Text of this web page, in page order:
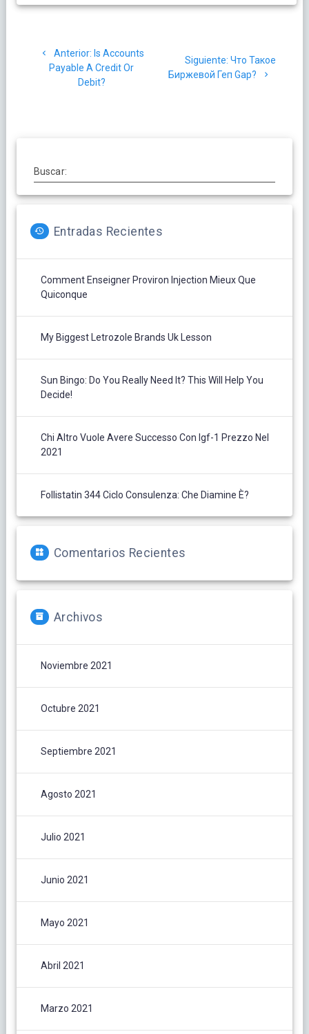
Anterior: Post
anterior:
Is Accounts
Payable A Credit Or
Debit?
Siguiente: Siguiente
post:
Что Такое
Биржевой Геп Gap?
Buscar:
Entradas Recientes
Comment Enseigner Proviron Injection Mieux Que
Quiconque
My Biggest Letrozole Brands Uk Lesson
Sun Bingo: Do You Really Need It? This Will Help You
Decide!
Chi Altro Vuole Avere Successo Con Igf-1 Prezzo Nel
2021
Follistatin 344 Ciclo Consulenza: Che Diamine È?
Comentarios Recientes
Archivos
Noviembre 2021
Octubre 2021
Septiembre 2021
Agosto 2021
Julio 2021
Junio 2021
Mayo 2021
Abril 2021
Marzo 2021